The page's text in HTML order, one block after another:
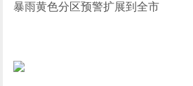
暴雨黄色分区预警扩展到全市